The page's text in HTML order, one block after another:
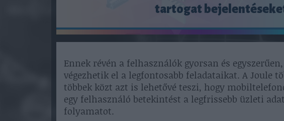
tartogat
Ennek révén a felhasználók gyorsan és
végezhetik el a legfontosabb feladataikat. A Joule
többek közt azt is lehetővé teszi, hogy
egy felhasználó betekintést a legfrissebb üzleti
folyamatot.